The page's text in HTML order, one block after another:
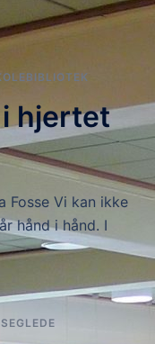
hjertet
Fosse Vi kan ikke
hånd i hånd. I